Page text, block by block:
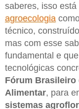
saberes, isso
agroecologia
técnico,
mas com esse
fundamental e
tecnológicas
Fórum Brasileiro
Alimentar, para
sistemas